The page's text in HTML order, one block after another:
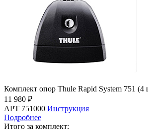
Комплект опор Thule Rapid System 751 (4
11 980 ₽
АРТ 751000 Инструкция
Подробнее
Итого за комплект: